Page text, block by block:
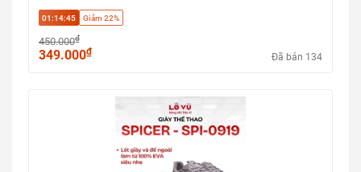
01:14:44 Giảm 22%
450.000₫
349.000₫ Đã bán 134